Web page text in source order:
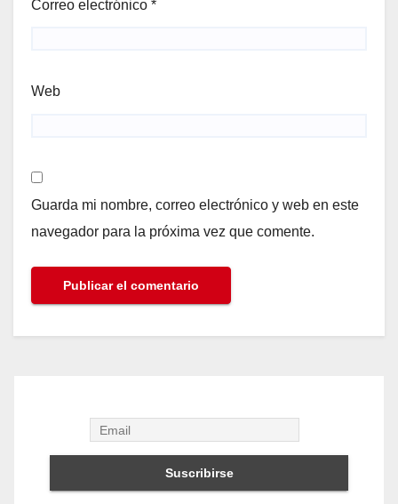
Correo electrónico *
Web
Guarda mi nombre, correo electrónico y web en este
navegador para la próxima vez que comente.